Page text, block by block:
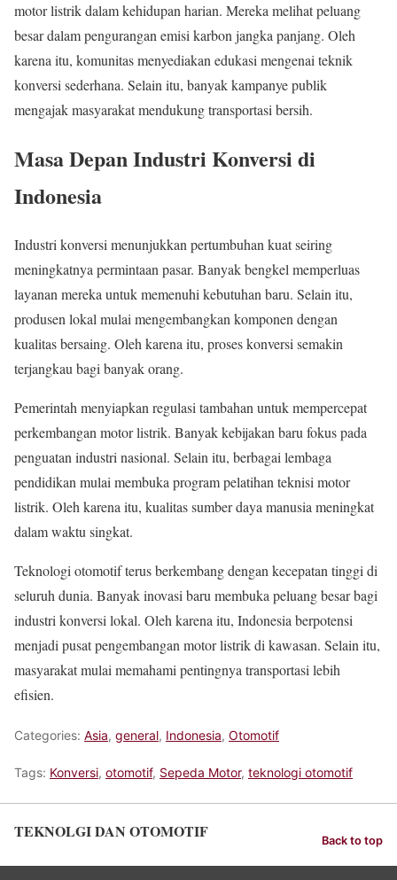
motor listrik dalam kehidupan harian. Mereka melihat peluang
besar dalam pengurangan emisi karbon jangka panjang. Oleh
karena itu, komunitas menyediakan edukasi mengenai teknik
konversi sederhana. Selain itu, banyak kampanye publik
mengajak masyarakat mendukung transportasi bersih.
Masa Depan Industri Konversi di
Indonesia
Industri konversi menunjukkan pertumbuhan kuat seiring
meningkatnya permintaan pasar. Banyak bengkel memperluas
layanan mereka untuk memenuhi kebutuhan baru. Selain itu,
produsen lokal mulai mengembangkan komponen dengan
kualitas bersaing. Oleh karena itu, proses konversi semakin
terjangkau bagi banyak orang.
Pemerintah menyiapkan regulasi tambahan untuk mempercepat
perkembangan motor listrik. Banyak kebijakan baru fokus pada
penguatan industri nasional. Selain itu, berbagai lembaga
pendidikan mulai membuka program pelatihan teknisi motor
listrik. Oleh karena itu, kualitas sumber daya manusia meningkat
dalam waktu singkat.
Teknologi otomotif terus berkembang dengan kecepatan tinggi di
seluruh dunia. Banyak inovasi baru membuka peluang besar bagi
industri konversi lokal. Oleh karena itu, Indonesia berpotensi
menjadi pusat pengembangan motor listrik di kawasan. Selain itu,
masyarakat mulai memahami pentingnya transportasi lebih
efisien.
Categories: Asia, general, Indonesia, Otomotif
Tags: Konversi, otomotif, Sepeda Motor, teknologi otomotif
TEKNOLGI DAN OTOMOTIF Back to top